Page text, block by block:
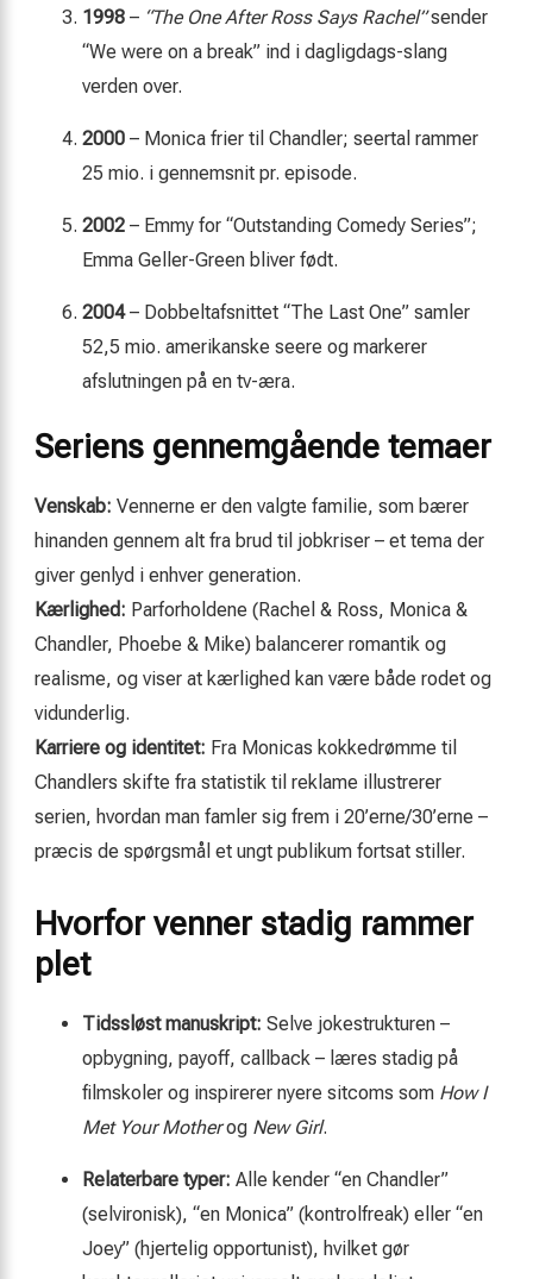
1998 – “The One After Ross Says Rachel”sender
“We were on a break” ind i dagligdags-slang
verden over.
2000 – Monica frier til Chandler; seertal rammer
25 mio. i gennemsnit pr. episode.
2002 – Emmy for “Outstanding Comedy Series”;
Emma Geller-Green bliver født.
2004– Dobbeltafsnittet “The Last One” samler
52,5 mio. amerikanske seere og markerer
afslutningen på en tv-æra.
Seriens gennemgående temaer
Venskab: Vennerne er den valgte familie, som bærer
hinanden gennem alt fra brud til jobkriser – et tema der
giver genlyd i enhver generation.
Kærlighed: Parforholdene (Rachel & Ross, Monica &
Chandler, Phoebe & Mike) balancerer romantik og
realisme, og viser at kærlighed kan være både rodet og
vidunderlig.
Karriere og identitet: Fra Monicas kokkedrømme til
Chandlers skifte fra statistik til reklame illustrerer
serien, hvordan man famler sig frem i 20’erne/30’erne –
præcis de spørgsmål et ungt publikum fortsat stiller.
Hvorfor venner stadig rammer
plet
Tidssløst manuskript: Selve jokestrukturen –
opbygning, payoff, callback – læres stadig på
filmskoler og inspirerer nyere sitcoms som How I
Met Your Motherog New Girl.
Relaterbare typer: Alle kender “en Chandler”
(selvironisk), “en Monica” (kontrolfreak) eller “en
Joey” (hjertelig opportunist), hvilket gør